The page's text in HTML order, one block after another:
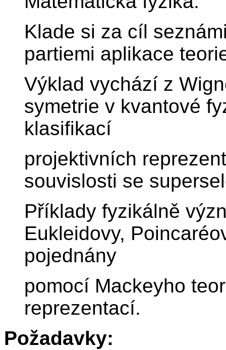
Klade si za cíl
partiemi aplikace
Výklad vychází z
symetrie v kvantové
klasifikací
projektivních
souvislosti se
Příklady fyzikálně
Eukleidovy,
pojednány
pomocí Mackeyho
reprezentací.
Požadavky: